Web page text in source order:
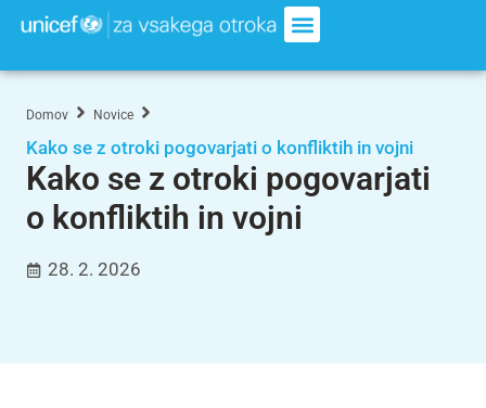
Domov Novice
Kako se z otroki pogovarjati o konfliktih in vojni
Kako se z otroki pogovarjati
o konfliktih in vojni
28. 2. 2026